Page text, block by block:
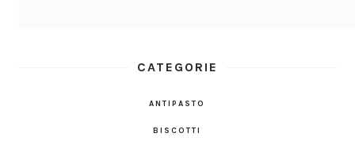
CATEGORIE
ANTIPASTO
BISCOTTI